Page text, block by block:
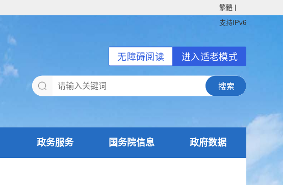
繁體
支持IPv6
进入适老模式
无障碍阅读
政务服务 国务院信息 政府数据